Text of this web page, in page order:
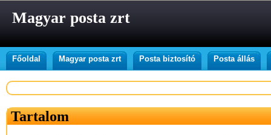
Magyar posta zrt
Főoldal Magyar posta zrt Posta biztosító Posta állás
Tartalom